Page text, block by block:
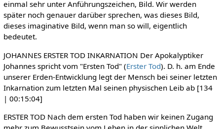
einmal sehr unter Anführungszeichen, Bild. Wir werden
später noch genauer darüber sprechen, was dieses Bild,
dieses imaginative Bild, wenn man so will, eigentlich
bedeutet.
JOHANNES ERSTER TOD INKARNATION Der Apokalyptiker
Johannes spricht vom "Ersten Tod" (Erster Tod). D. h. am Ende
unserer Erden-Entwicklung legt der Mensch bei seiner letzten
Inkarnation zum letzten Mal seinen physischen Leib ab [134
| 00:15:04]
ERSTER TOD Nach dem ersten Tod haben wir keinen Zugang